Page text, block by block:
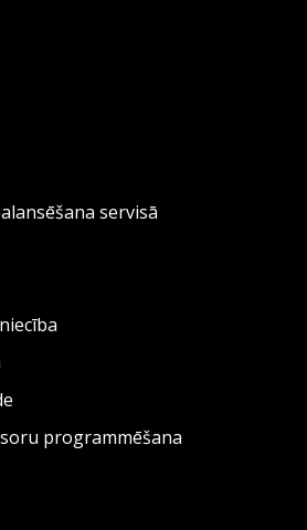
servisā
programmēšana